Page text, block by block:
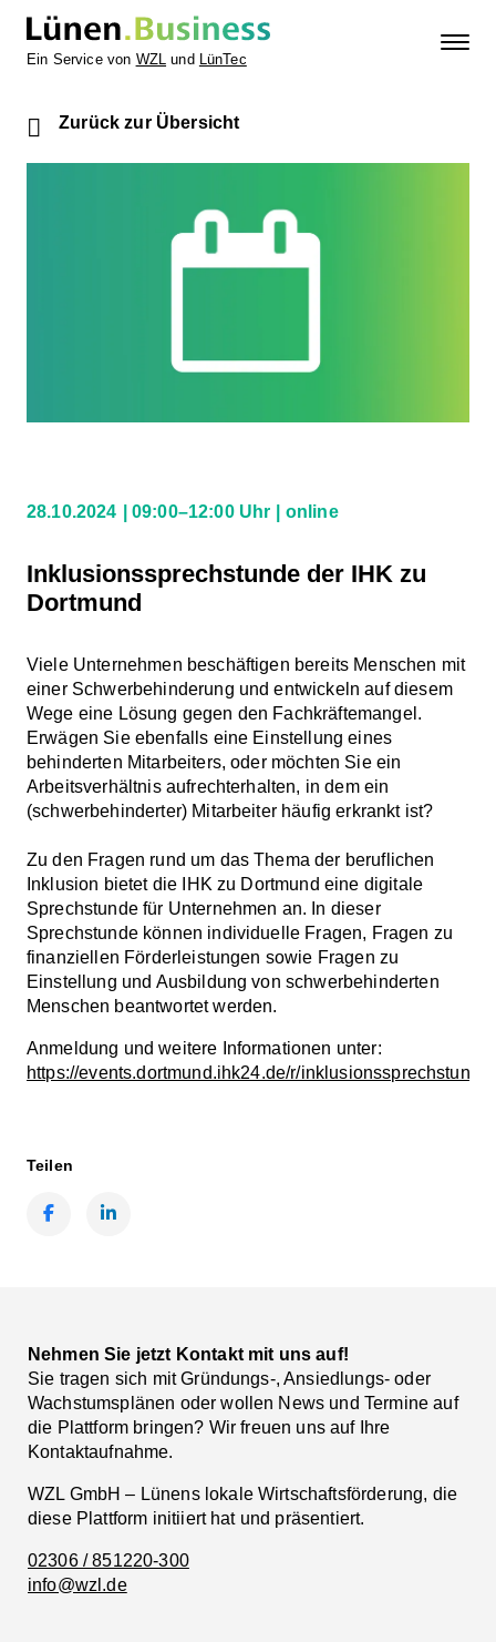
Ein Service von WZL und LünTec
Zurück zur Übersicht
28.10.2024 09:00–12:00 Uhr online
Inklusionssprechstunde der IHK zu
Dortmund
Viele Unternehmen beschäftigen bereits Menschen mit
einer Schwerbehinderung und entwickeln auf diesem
Wege eine Lösung gegen den Fachkräftemangel.
Erwägen Sie ebenfalls eine Einstellung eines
behinderten Mitarbeiters, oder möchten Sie ein
Arbeitsverhältnis aufrechterhalten, in dem ein
(schwerbehinderter) Mitarbeiter häufig erkrankt ist?
Zu den Fragen rund um das Thema der beruflichen
Inklusion bietet die IHK zu Dortmund eine digitale
Sprechstunde für Unternehmen an. In dieser
Sprechstunde können individuelle Fragen, Fragen zu
finanziellen Förderleistungen sowie Fragen zu
Einstellung und Ausbildung von schwerbehinderten
Menschen beantwortet werden.
Anmeldung und weitere Informationen unter:
https://events.dortmund.ihk24.de/r/inklusionssprechstunde
Teilen
Nehmen Sie jetzt Kontakt mit uns auf!
Sie tragen sich mit Gründungs-, Ansiedlungs- oder
Wachstumsplänen oder wollen News und Termine auf
die Plattform bringen? Wir freuen uns auf Ihre
Kontaktaufnahme.
WZL GmbH – Lünens lokale Wirtschaftsförderung, die
diese Plattform initiiert hat und präsentiert.
02306 / 851220-300
info@wzl.de